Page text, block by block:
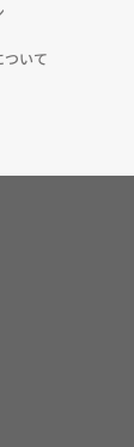
が
ー
衛
特
共
務
で
法
ついて